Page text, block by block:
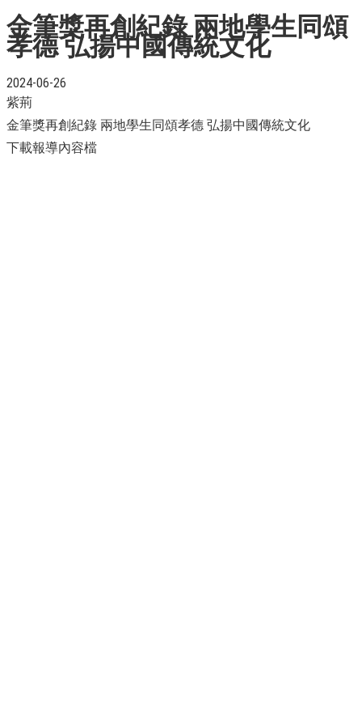
金筆獎再創紀錄 兩地學生同頌
孝德 弘揚中國傳統文化
2024-06-26
紫荊
金筆獎再創紀錄 兩地學生同頌孝德 弘揚中國傳統文化
下載報導內容檔